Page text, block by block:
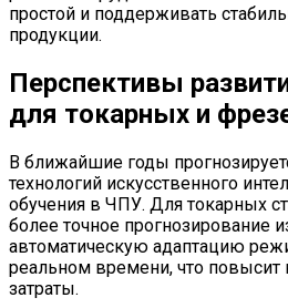
простой и поддерживать
продукции.
Перспективы
для токарных и
В ближайшие годы
технологий искусственного
обучения в ЧПУ. Для токарных
более точное прогнозирование
автоматическую адаптацию
реальном времени, что повысит
затраты.